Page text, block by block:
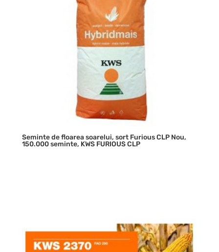
Seminte de floarea soarelui, sort Furious CLP Nou,
150.000 seminte, KWS FURIOUS CLP